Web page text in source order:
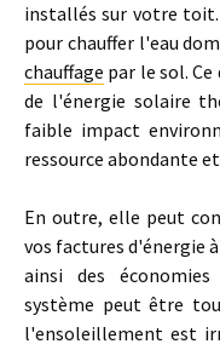
installés sur votre
pour chauffer l'eau
chauffage par le sol.
de l'énergie solaire
faible impact
ressource abondante
En outre, elle peut
vos factures d'énergie
ainsi des
système peut être
l'ensoleillement est